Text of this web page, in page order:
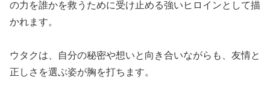
の力を誰かを救うために受け止める強いヒロインとして描
かれます。
ウタクは、自分の秘密や想いと向き合いながらも、友情と
正しさを選ぶ姿が胸を打ちます。